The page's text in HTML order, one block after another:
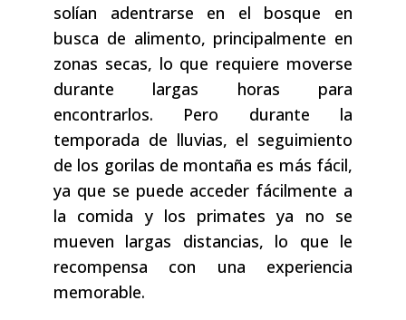
solían adentrarse en el bosque en
busca de alimento, principalmente en
zonas secas, lo que requiere moverse
durante largas horas para
encontrarlos. Pero durante la
temporada de lluvias, el seguimiento
de los gorilas de montaña es más fácil,
ya que se puede acceder fácilmente a
la comida y los primates ya no se
mueven largas distancias, lo que le
recompensa con una experiencia
memorable.